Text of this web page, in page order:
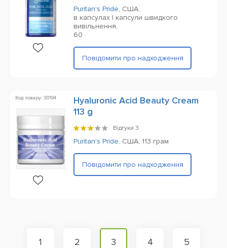
Puritan's Pride, США,
в капсулах | капсули швидкого
вивільнення,
60
Повідомити про надходження
Код товару: 30194
Hyaluronic Acid Beauty Cream
113 g
Відгуки 3
Puritan's Pride, США, 113 грам
Повідомити про надходження
1 2 3 4 5